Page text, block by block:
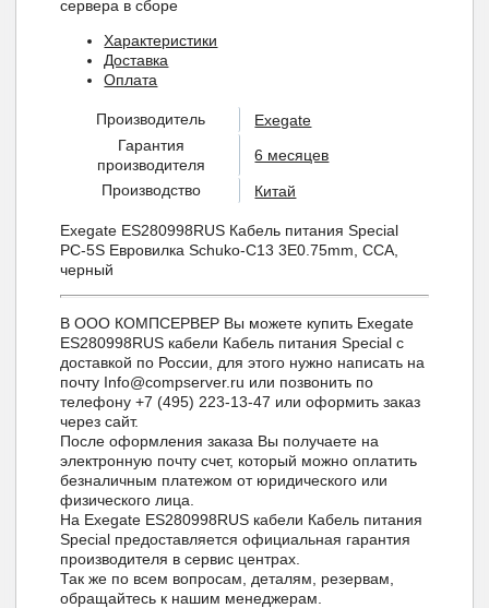
сервера в сборе
Характеристики
Доставка
Оплата
Производитель
Exegate
Гарантия
производителя
6 месяцев
Производство Китай
Exegate ES280998RUS Кабель питания Special
PC-5S Евровилка Schuko-С13 3Е0.75mm, CCA,
черный
В ООО КОМПСЕРВЕР Вы можете купить Exegate
ES280998RUS кабели Кабель питания Special с
доставкой по России, для этого нужно написать на
почту Info@compserver.ru или позвонить по
телефону +7 (495) 223-13-47 или оформить заказ
через сайт.
После оформления заказа Вы получаете на
электронную почту счет, который можно оплатить
безналичным платежом от юридического или
физического лица.
На Exegate ES280998RUS кабели Кабель питания
Special предоставляется официальная гарантия
производителя в сервис центрах.
Так же по всем вопросам, деталям, резервам,
обращайтесь к нашим менеджерам.